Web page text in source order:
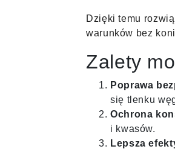
Dzięki temu
warunków bez
Zalety
Poprawa
się tlenku
Ochrona
i kwasów.
Lepsza